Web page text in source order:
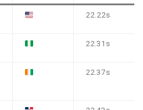
22.22s
22.31s
22.37s